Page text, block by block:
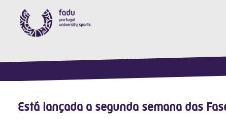
Está lançada a segunda semana das